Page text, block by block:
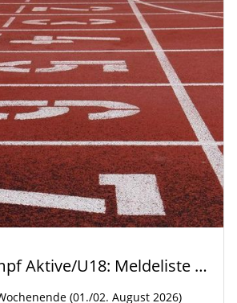
BW Mehrkampf Aktive/U18: Meldeliste mit Riegeneinteilung und Rahmenzeitplan veröffentlicht
(01./02. August 2026)